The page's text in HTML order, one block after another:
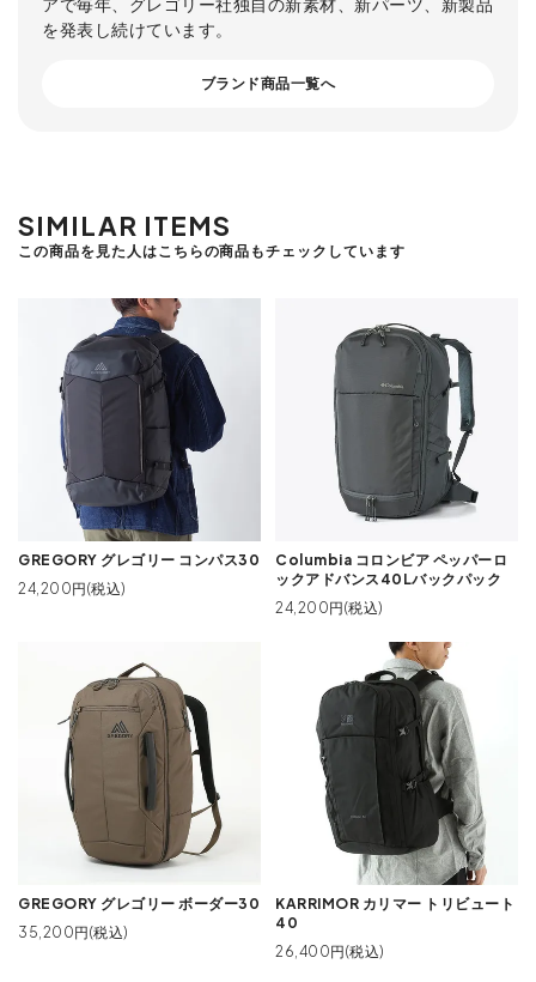
を発表し続けています。
ブランド商品一覧へ
SIMILAR ITEMS
この商品を見た人はこちらの商品もチェックしています
GREGORY グレゴリー コンパス30
24,200円(税込)
Columbia コロンビア ペッパーロ
ックアドバンス40Lバックパック
24,200円(税込)
GREGORY グレゴリー ボーダー30
35,200円(税込)
KARRIMOR カリマー トリビュート
40
26,400円(税込)